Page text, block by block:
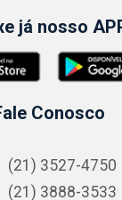
já nosso
Conosco
(21) 3527-4750
(21) 3888-3533